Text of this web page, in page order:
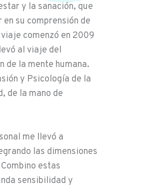
y la sanación, que
su comprensión de
comenzó en 2009
al viaje del
de la mente humana.
y Psicología de la
de la mano de
me llevó a
las dimensiones
estas
sensibilidad y